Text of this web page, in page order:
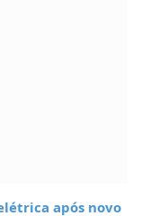
após novo